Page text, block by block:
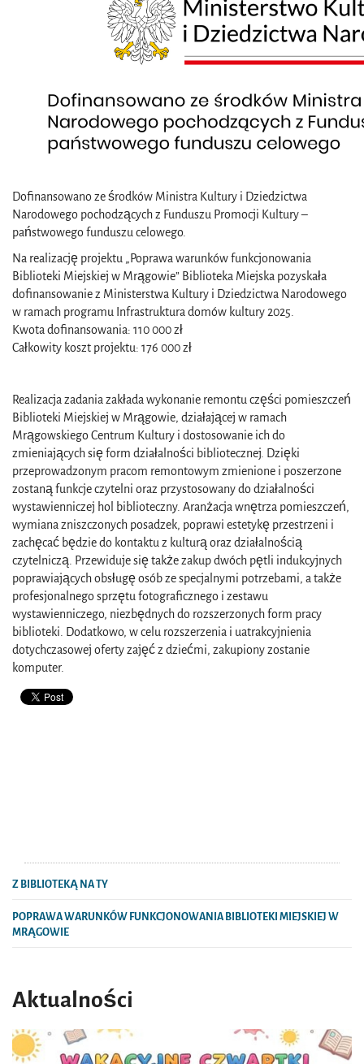
Dofinansowano ze środków Ministra Kultury i Dziedzictwa
Narodowego pochodzących z Funduszu Promocji Kultury –
państwowego funduszu celowego.
Na realizację projektu „Poprawa warunków funkcjonowania
Biblioteki Miejskiej w Mrągowie” Biblioteka Miejska pozyskała
dofinansowanie z Ministerstwa Kultury i Dziedzictwa Narodowego
w ramach programu Infrastruktura domów kultury 2025.
Kwota dofinansowania: 110 000 zł
Całkowity koszt projektu: 176 000 zł
Realizacja zadania zakłada wykonanie remontu części pomieszczeń
Biblioteki Miejskiej w Mrągowie, działającej w ramach
Mrągowskiego Centrum Kultury i dostosowanie ich do
zmieniających się form działalności bibliotecznej. Dzięki
przeprowadzonym pracom remontowym zmienione i poszerzone
zostaną funkcje czytelni oraz przystosowany do działalności
wystawienniczej hol biblioteczny. Aranżacja wnętrza pomieszczeń,
wymiana zniszczonych posadzek, poprawi estetykę przestrzeni i
zachęcać będzie do kontaktu z kulturą oraz działalnością
czytelniczą. Przewiduje się także zakup dwóch pętli indukcyjnych
poprawiających obsługę osób ze specjalnymi potrzebami, a także
profesjonalnego sprzętu fotograficznego i zestawu
wystawienniczego, niezbędnych do rozszerzonych form pracy
biblioteki. Dodatkowo, w celu rozszerzenia i uatrakcyjnienia
dotychczasowej oferty zajęć z dziećmi, zakupiony zostanie
komputer.
Z BIBLIOTEKĄ NA TY
POPRAWA WARUNKÓW FUNKCJONOWANIA BIBLIOTEKI MIEJSKIEJ W
MRĄGOWIE
Aktualności